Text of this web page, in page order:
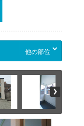
他の部位